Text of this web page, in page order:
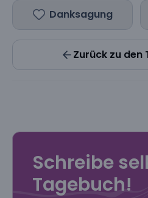
Danksagung
Zurück zu den
Schreibe
Tagebuch!